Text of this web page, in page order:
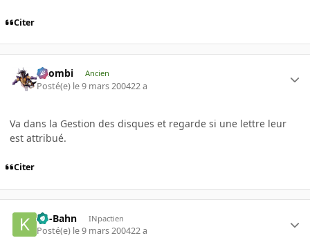
Citer
XZombi Ancien
Posté(e) le 9 mars 200422 a
Va dans la Gestion des disques et regarde si une lettre leur
est attribué.
Citer
Ko-Bahn INpactien
Posté(e) le 9 mars 200422 a